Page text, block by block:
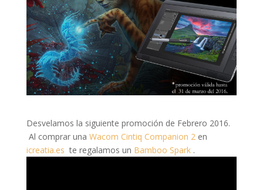
Desvelamos la siguiente promoción de Febrero 2016.
Al comprar una Wacom Cintiq Companion 2en
icreatia.es te regalamos un Bamboo Spark .